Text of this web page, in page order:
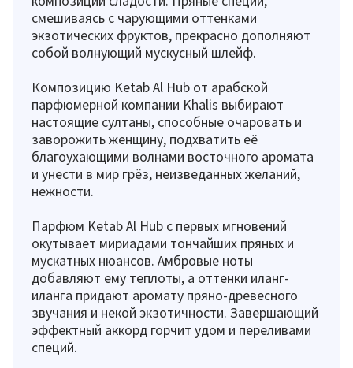
смешиваясь с чарующими оттенками
экзотических фруктов, прекрасно дополняют
собой волнующий мускусный шлейф.
Композицию Ketab Al Hub от арабской
парфюмерной компании Khalis выбирают
настоящие султаны, способные очаровать и
заворожить женщину, подхватить её
благоухающими волнами восточного аромата
и унести в мир грёз, неизведанных желаний,
нежности.
Парфюм Ketab Al Hub с первых мгновений
окутывает мириадами тончайших пряных и
мускатных нюансов. Амбровые ноты
добавляют ему теплоты, а оттенки иланг-
иланга придают аромату пряно-древесного
звучания и некой экзотичности. Завершающий
эффектный аккорд горчит удом и переливами
специй.